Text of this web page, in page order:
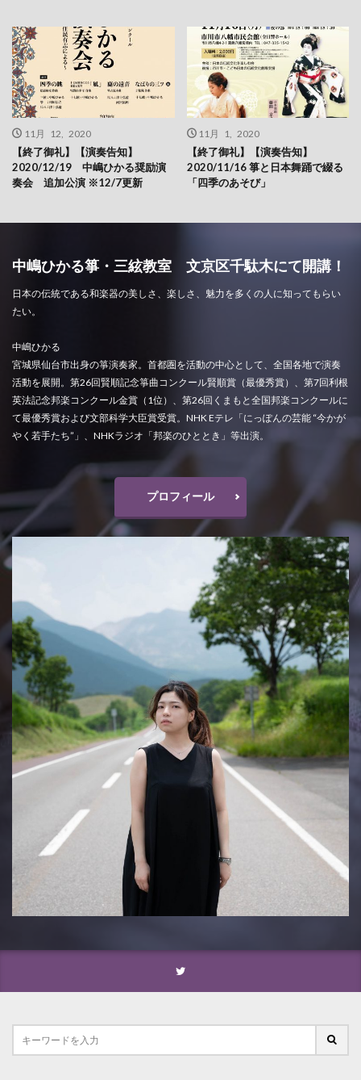
11月 12, 2020
【終了御礼】【演奏告知】
2020/12/19 中嶋ひかる奨励演
奏会 追加公演 ※12/7更新
11月 1, 2020
【終了御礼】【演奏告知】
2020/11/16 箏と日本舞踊で綴る
「四季のあそび」
中嶋ひかる箏・三絃教室 文京区千駄木にて開講！
日本の伝統である和楽器の美しさ、楽しさ、魅力を多くの人に知ってもらい
たい。
中嶋ひかる
宮城県仙台市出身の箏演奏家。首都圏を活動の中心として、全国各地で演奏
活動を展開。第26回賢順記念箏曲コンクール賢順賞（最優秀賞）、第7回利根
英法記念邦楽コンクール金賞（1位）、第26回くまもと全国邦楽コンクールに
て最優秀賞および文部科学大臣賞受賞。NHK Eテレ「にっぽんの芸能 “今かが
やく若手たち”」、NHKラジオ「邦楽のひととき」等出演。
プロフィール